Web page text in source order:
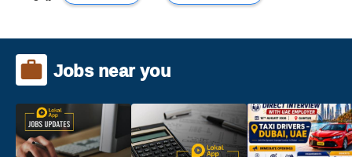
Jobs near you